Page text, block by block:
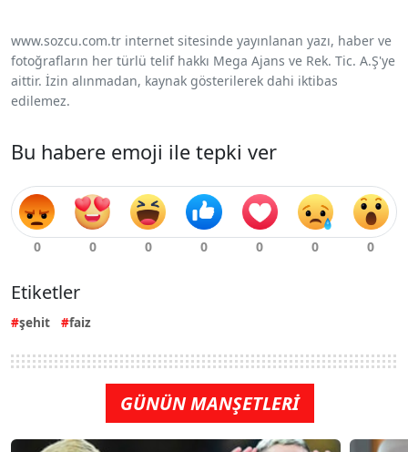
www.sozcu.com.tr internet sitesinde yayınlanan yazı, haber ve
fotoğrafların her türlü telif hakkı Mega Ajans ve Rek. Tic. A.Ş'ye
aittir. İzin alınmadan, kaynak gösterilerek dahi iktibas
edilemez.
Bu habere emoji ile tepki ver
Etiketler
şehit faiz
GÜNÜN MANŞETLERİ